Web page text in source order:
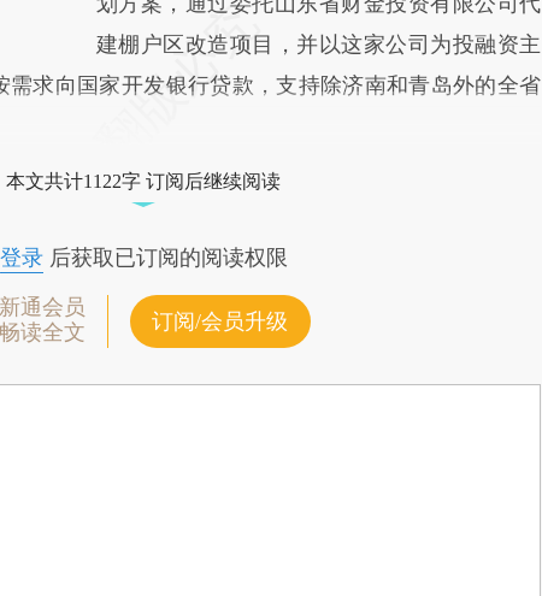
建棚户区改造项目，并以这家公司为投融资主
需求向国家开发银行贷款，支持除济南和青岛外的全省
本文共计1122字 订阅后继续阅读
登录后获取已订阅的阅读权限
通会员
读全文
订阅/会员升级